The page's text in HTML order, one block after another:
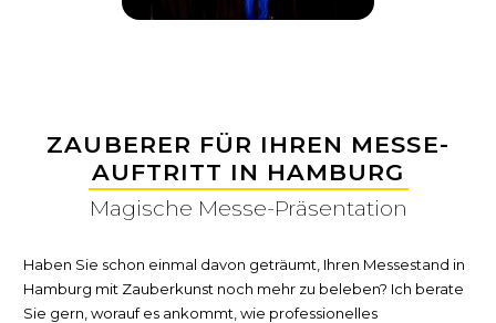
ZAUBERER FÜR IHREN MESSE-
AUFTRITT IN HAMBURG
Magische Messe-Präsentation
Haben Sie schon einmal davon geträumt, Ihren Messestand in
Hamburg mit Zauberkunst noch mehr zu beleben? Ich berate
Sie gern, worauf es ankommt, wie professionelles